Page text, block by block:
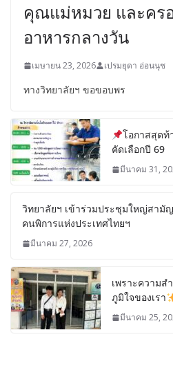
คุณแม่หมวย และคร
อาหารกลางวัน
เมษายน 23, 2026 เปรมยุดา อ่อนนุช
ทางวิทยาลัยฯ ขอขอบพร
โอกาสสุดท้
คัดเลือกปี 69
มีนาคม 31,
วิทยาลัยฯ เข้าร่วมประชุมใหญ่สามั
คนพิการแห่งประเทศไทยฯ
มีนาคม 27, 2026
เพราะความส
ภูมิใจของเรา
มีนาคม 25,